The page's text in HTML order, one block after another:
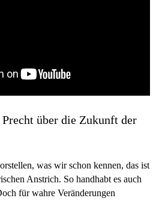
über die Zukunft der
was wir schon kennen, das ist
Anstrich. So handhabt es auch
für wahre Veränderungen